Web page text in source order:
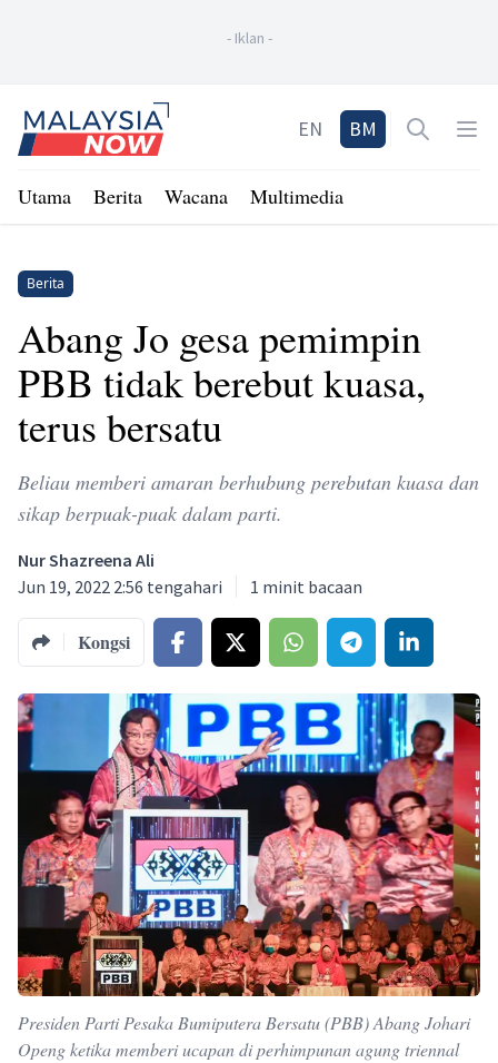
- Iklan -
Home
EN BM Open
Utama Berita Wacana Multimedia
Berita
Abang Jo gesa pemimpin
PBB tidak berebut kuasa,
terus bersatu
Beliau memberi amaran berhubung perebutan kuasa dan
sikap berpuak-puak dalam parti.
Nur Shazreena Ali
Jun 19, 2022 2:56 tengahari
1 minit bacaan
Kongsi
Presiden Parti Pesaka Bumiputera Bersatu (PBB) Abang Johari
Openg ketika memberi ucapan di perhimpunan agung triennal